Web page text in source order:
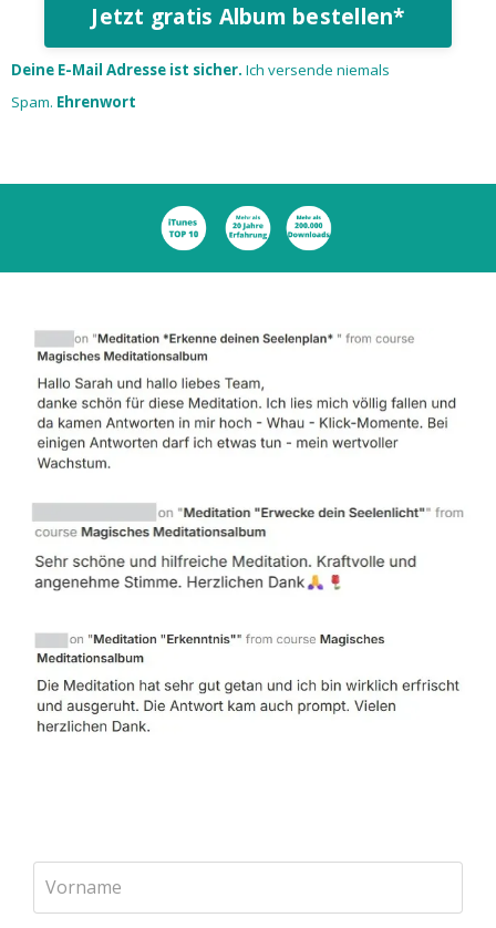
Jetzt gratis Album bestellen*
Deine E-Mail Adresse ist sicher. Ich versende niemals
Spam. Ehrenwort